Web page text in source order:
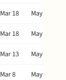
Mar 18
May 11
Mar 18
May 11
Mar 13
May 6
Mar 8
May 1